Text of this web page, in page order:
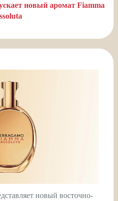
новый аромат Fiamma
новый восточно-